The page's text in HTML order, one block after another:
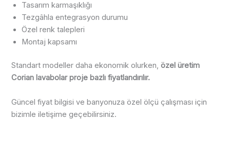
Tasarım karmaşıklığı
Tezgâhla entegrasyon durumu
Özel renk talepleri
Montaj kapsamı
Standart modeller daha ekonomik olurken,özel üretim
Corian lavabolar proje bazlı fiyatlandırılır.
Güncel fiyat bilgisi ve banyonuza özel ölçü çalışması için
bizimle iletişime geçebilirsiniz.